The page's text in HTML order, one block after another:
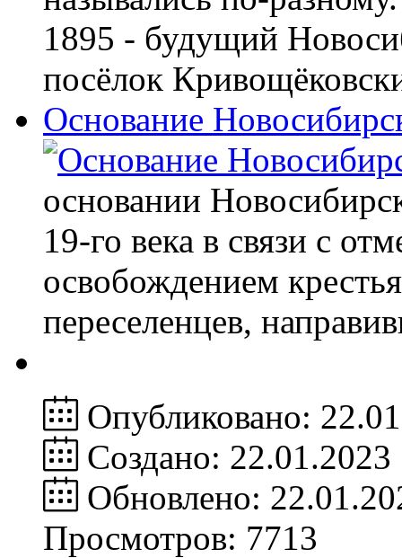
1895 - будущий
посёлок
Основание
основании
19-го века в связи с
освобождением
переселенцев,
Опубликовано:
Создано: 22.01.2023
Обновлено:
Просмотров: 7713